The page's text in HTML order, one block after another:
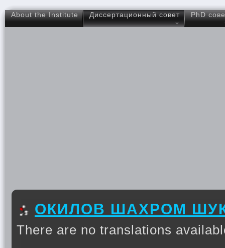
About the Institute Диссертационный совет PhD
ОКИЛОВ ШАХРОМ
There are no translations